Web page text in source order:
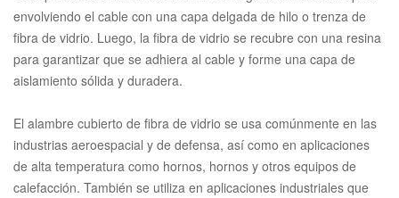
envolviendo el cable con una capa delgada de hilo o trenza de
fibra de vidrio. Luego, la fibra de vidrio se recubre con una resina
para garantizar que se adhiera al cable y forme una capa de
aislamiento sólida y duradera.
El alambre cubierto de fibra de vidrio se usa comúnmente en las
industrias aeroespacial y de defensa, así como en aplicaciones
de alta temperatura como hornos, hornos y otros equipos de
calefacción. También se utiliza en aplicaciones industriales que